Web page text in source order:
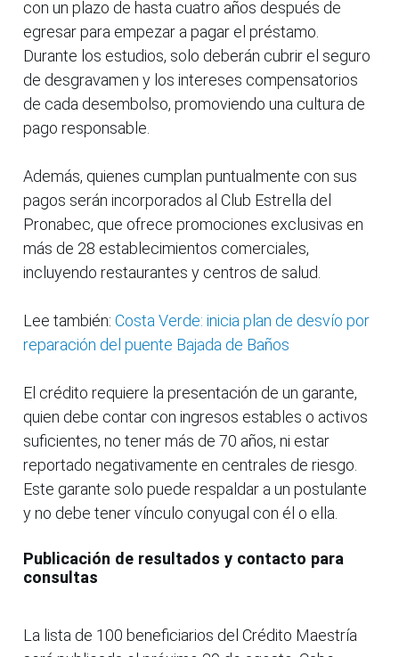
con un plazo de hasta cuatro años después de
egresar para empezar a pagar el préstamo.
Durante los estudios, solo deberán cubrir el seguro
de desgravamen y los intereses compensatorios
de cada desembolso, promoviendo una cultura de
pago responsable.
Además, quienes cumplan puntualmente con sus
pagos serán incorporados al Club Estrella del
Pronabec, que ofrece promociones exclusivas en
más de 28 establecimientos comerciales,
incluyendo restaurantes y centros de salud.
Lee también: Costa Verde: inicia plan de desvío por
reparación del puente Bajada de Baños
El crédito requiere la presentación de un garante,
quien debe contar con ingresos estables o activos
suficientes, no tener más de 70 años, ni estar
reportado negativamente en centrales de riesgo.
Este garante solo puede respaldar a un postulante
y no debe tener vínculo conyugal con él o ella.
Publicación de resultados y contacto para
consultas
La lista de 100 beneficiarios del Crédito Maestría